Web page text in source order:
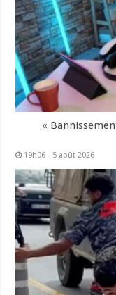
«
19h06 - 5 août 2026